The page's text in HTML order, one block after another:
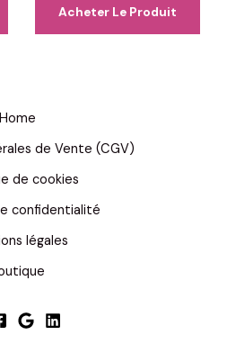
était :
99,00 €.
est :
69,00 €.
Acheter Le Produit
Home
de Vente (CGV)
de cookies
confidentialité
légales